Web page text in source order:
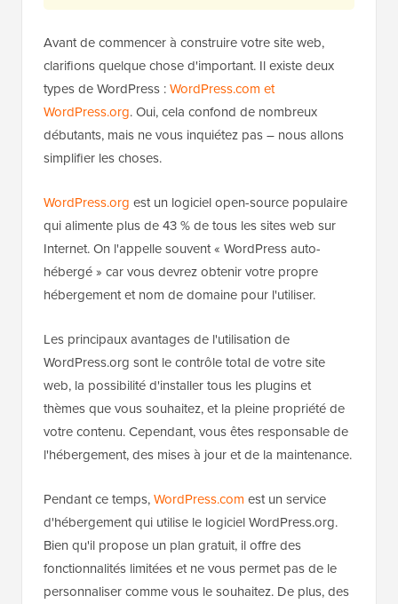
Avant de commencer à construire votre site web,
clarifions quelque chose d'important. Il existe deux
types de WordPress :WordPress.com et
WordPress.org. Oui, cela confond de nombreux
débutants, mais ne vous inquiétez pas – nous allons
simplifier les choses.
WordPress.org est un logiciel open-source populaire
qui alimente plus de 43 % de tous les sites web sur
Internet. On l'appelle souvent « WordPress auto-
hébergé » car vous devrez obtenir votre propre
hébergement et nom de domaine pour l'utiliser.
Les principaux avantages de l'utilisation de
WordPress.org sont le contrôle total de votre site
web, la possibilité d'installer tous les plugins et
thèmes que vous souhaitez, et la pleine propriété de
votre contenu. Cependant, vous êtes responsable de
l'hébergement, des mises à jour et de la maintenance.
Pendant ce temps,WordPress.com est un service
d'hébergement qui utilise le logiciel WordPress.org.
Bien qu'il propose un plan gratuit, il offre des
fonctionnalités limitées et ne vous permet pas de le
personnaliser comme vous le souhaitez. De plus, des